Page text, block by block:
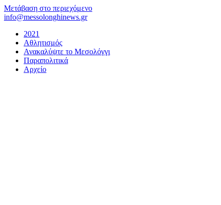
Μετάβαση στο περιεχόμενο
info@messolonghinews.gr
2021
Αθλητισμός
Ανακαλύψτε το Μεσολόγγι
Παραπολιτικά
Αρχείο